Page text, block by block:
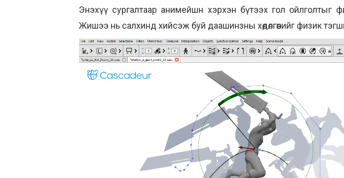
Энэхүү сургалтаар анимейшн хэрхэн бүтээх гол
Жишээ нь салхинд хийсэж буй даашинзны хөдөлгөөнийг физик